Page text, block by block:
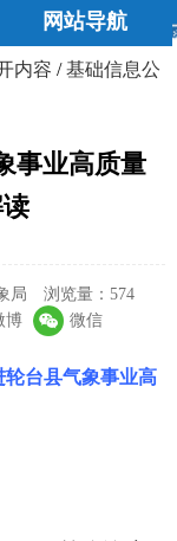
网站导航
内容 /基础信息公
事业高质量
局 浏览量： 574
博 微信
台县气象事业高